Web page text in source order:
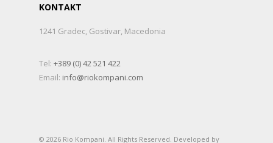
KONTAKT
1241 Gradec, Gostivar, Macedonia
Tel: +389 (0) 42 521 422
Email: info@riokompani.com
© 2026 Rio Kompani. All Rights Reserved. Developed by